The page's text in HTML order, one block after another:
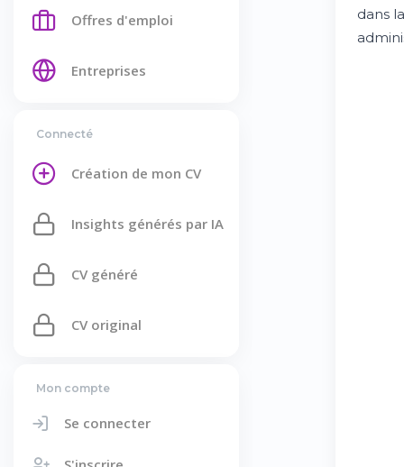
Offres d'emploi
Entreprises
Connecté
Création de mon CV
Insights générés par IA
CV généré
CV original
Mon compte
Se connecter
dans